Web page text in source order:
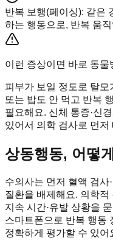
반복 보행(페이싱): 같은
하는 행동으로, 반복 움
이런 증상이면 바로 동물
피부가 보일 정도로 탈모
또는 밥도 안 먹고 반복
필요해요. 신체 통증·신
있어서 의학 검사로 먼저
상동행동, 어떻
수의사는 먼저 혈액 검사
질환을 배제해요. 의학적
지속 시간·유발 상황을
스마트폰으로 반복 행동
정확하게 평가할 수 있어